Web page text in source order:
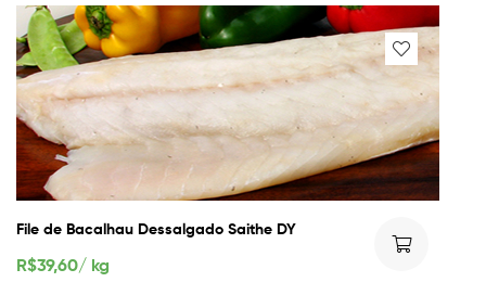
File de Bacalhau Dessalgado Saithe DY
R$39,60/ kg